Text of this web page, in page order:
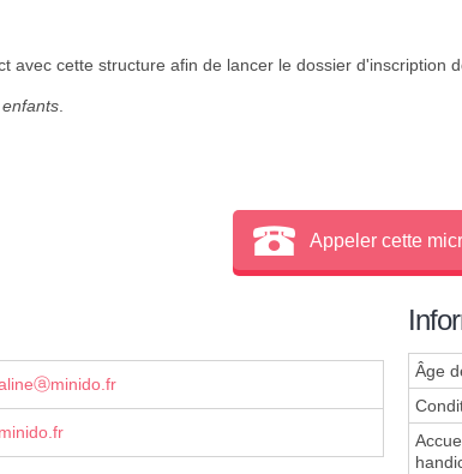
avec cette structure afin de lancer le dossier d'inscription
.
Appeler cette
minido.fr
Âge